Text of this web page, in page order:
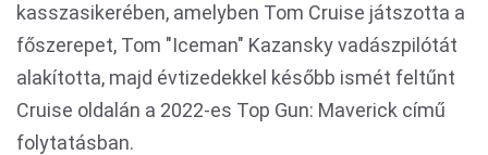
kasszasikerében, amelyben Tom Cruise játszotta a
főszerepet, Tom "Iceman" Kazansky vadászpilótát
alakította, majd évtizedekkel később ismét feltűnt
Cruise oldalán a 2022-es Top Gun: Maverick című
folytatásban.